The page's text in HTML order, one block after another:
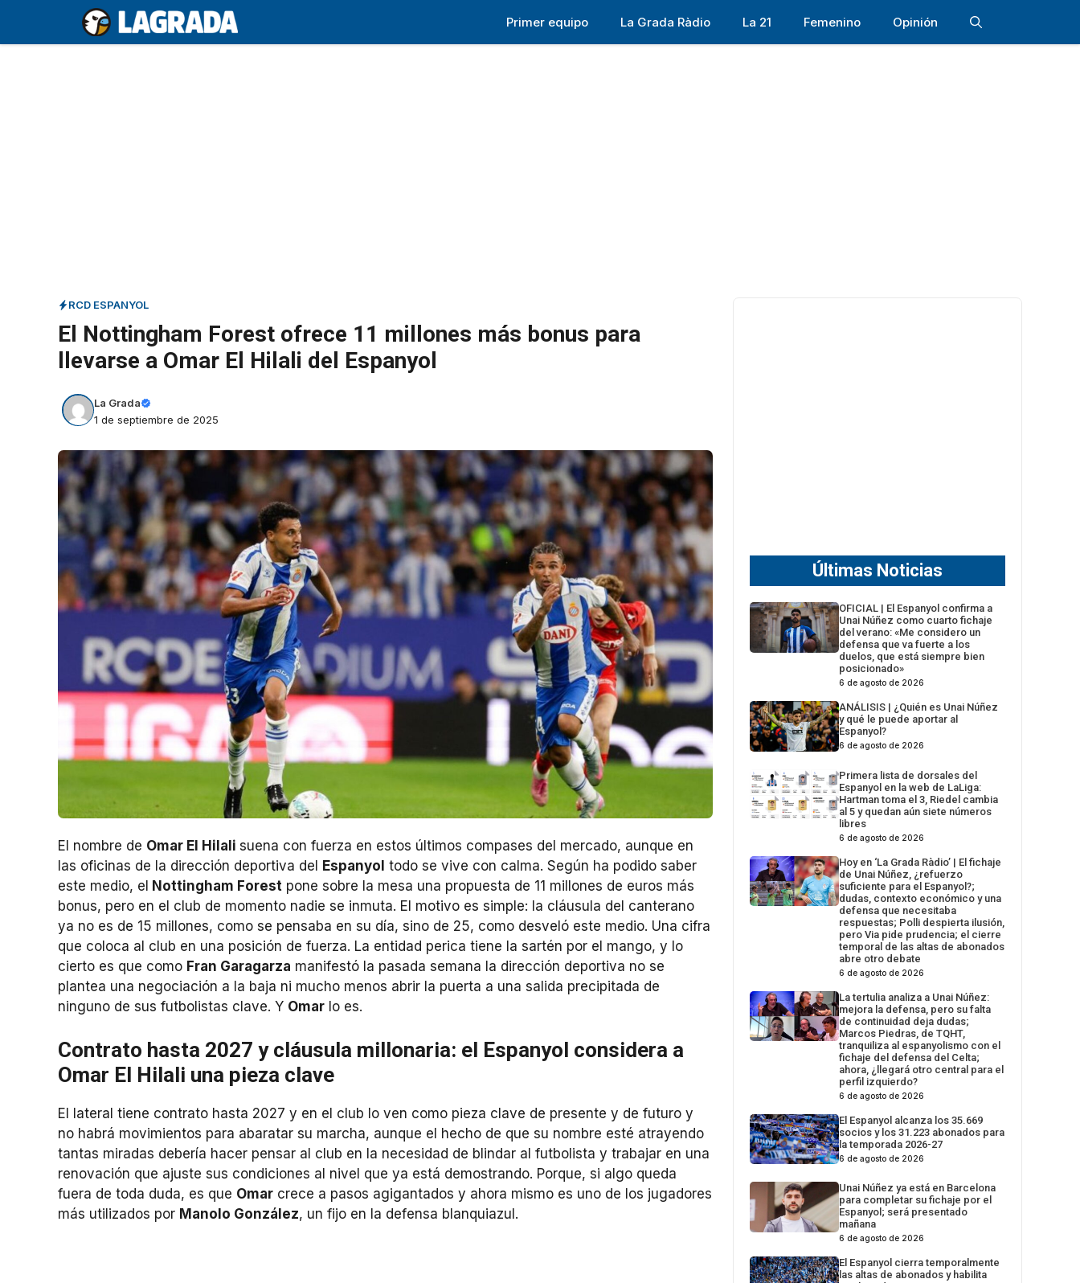
contenido
Primer equipo La Grada Ràdio La 21 Femenino Opinión
RCD ESPANYOL
El Nottingham Forest ofrece 11 millones más bonus para
llevarse a Omar El Hilali del Espanyol
La Grada
1 de septiembre de 2025
El nombre de Omar El Hilali suena con fuerza en estos últimos compases del mercado, aunque en
las oficinas de la dirección deportiva del
Espanyol todo se vive con calma. Según ha podido saber
este medio, el Nottingham Forest pone sobre la mesa una propuesta de 11 millones de euros más
bonus, pero en el club de momento nadie se inmuta. El motivo es simple: la cláusula del canterano
ya no es de 15 millones, como se pensaba en su día, sino de 25, como desveló este medio. Una cifra
que coloca al club en una posición de fuerza. La entidad perica tiene la sartén por el mango, y lo
cierto es que como Fran Garagarza manifestó la pasada semana la dirección deportiva no se
plantea una negociación a la baja ni mucho menos abrir la puerta a una salida precipitada de
ninguno de sus futbolistas clave. Y Omar lo es.
Contrato hasta 2027 y cláusula millonaria: el Espanyol considera a
Omar El Hilali una pieza clave
El lateral tiene contrato hasta 2027 y en el club lo ven como pieza clave de presente y de futuro y
no habrá movimientos para abaratar su marcha, aunque el hecho de que su nombre esté atrayendo
tantas miradas debería hacer pensar al club en la necesidad de blindar al futbolista y trabajar en una
renovación que ajuste sus condiciones al nivel que ya está demostrando. Porque, si algo queda
fuera de toda duda, es que Omar crece a pasos agigantados y ahora mismo es uno de los jugadores
más utilizados por Manolo González, un fijo en la defensa blanquiazul.
Últimas Noticias
OFICIAL | El Espanyol confirma a
Unai Núñez como cuarto fichaje
del verano: «Me considero un
defensa que va fuerte a los
duelos, que está siempre bien
posicionado»
6 de agosto de 2026
ANÁLISIS | ¿Quién es Unai Núñez
y qué le puede aportar al
Espanyol?
6 de agosto de 2026
Primera lista de dorsales del
Espanyol en la web de LaLiga:
Hartman toma el 3, Riedel cambia
al 5 y quedan aún siete números
libres
6 de agosto de 2026
Hoy en ‘La Grada Ràdio’ | El fichaje
de Unai Núñez, ¿refuerzo
suficiente para el Espanyol?;
dudas, contexto económico y una
defensa que necesitaba
respuestas; Polli despierta ilusión,
pero Via pide prudencia; el cierre
temporal de las altas de abonados
abre otro debate
6 de agosto de 2026
La tertulia analiza a Unai Núñez:
mejora la defensa, pero su falta
de continuidad deja dudas;
Marcos Piedras, de TQHT,
tranquiliza al espanyolismo con el
fichaje del defensa del Celta;
ahora, ¿llegará otro central para el
perfil izquierdo?
6 de agosto de 2026
El Espanyol alcanza los 35.669
socios y los 31.223 abonados para
la temporada 2026-27
6 de agosto de 2026
Unai Núñez ya está en Barcelona
para completar su fichaje por el
Espanyol; será presentado
mañana
6 de agosto de 2026
El Espanyol cierra temporalmente
las altas de abonados y habilita